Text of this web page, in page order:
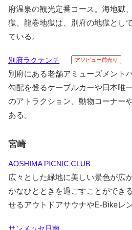
府温泉の観光定番コース。海地獄
獄、龍巻地獄は、別府の地獄とし
ている。
別府ラクテンチ アソビュー前売り
別府にある老舗アミューズメント
勾配を登るケーブルカーや日本唯
のアトラクション、動物コーナー
ある。
宮崎
AOSHIMA PICNIC CLUB
広々とした緑地に美しい景色が広
かなひとときを過ごすことができ
せるアウトドアサウナやE-Bikeレ
サンメッセ日南